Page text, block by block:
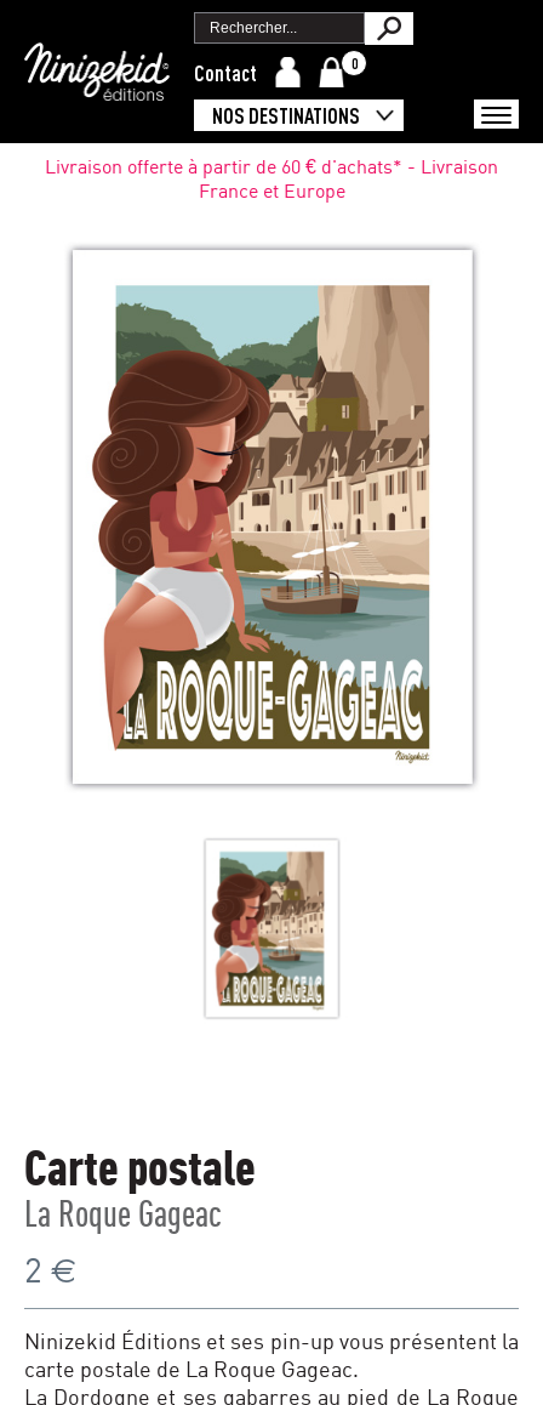
Contact 0
NOS DESTINATIONS
Livraison offerte à partir de 60 € d'achats* - Livraison
France et Europe
Carte postale
La Roque Gageac
2 €
Ninizekid Éditions et ses pin-up vous présentent la
carte postale de La Roque Gageac.
La Dordogne et ses gabarres au pied de La Roque